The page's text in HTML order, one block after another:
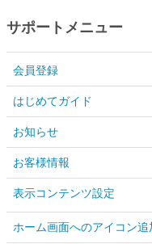
サポートメニュー
会員登録
はじめてガイド
お知らせ
お客様情報
表示コンテンツ設定
ホーム画面へのアイコン追